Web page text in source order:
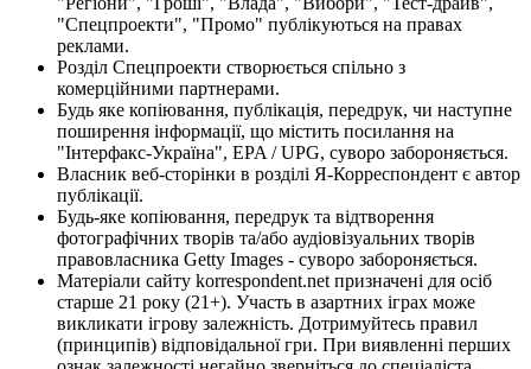
"Спецпроекти", "Промо" публікуються на правах
реклами.
Розділ Спецпроекти створюється спільно з
комерційними партнерами.
Будь яке копіювання, публікація, передрук, чи наступне
поширення інформації, що містить посилання на
"Інтерфакс-Україна", EPA / UPG, суворо забороняється.
Власник веб-сторінки в розділі Я-Корреспондент є автор
публікації.
Будь-яке копіювання, передрук та відтворення
фотографічних творів та/або аудіовізуальних творів
правовласника Getty Images - суворо забороняється.
Матеріали сайту korrespondent.net призначені для осіб
старше 21 року (21+). Участь в азартних іграх може
викликати ігрову залежність. Дотримуйтесь правил
(принципів) відповідальної гри. При виявленні перших